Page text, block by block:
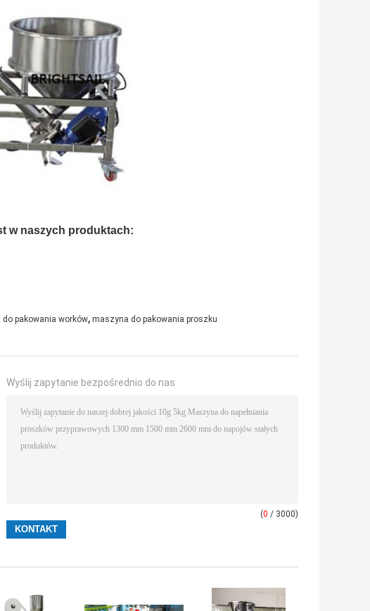
w naszych produktach:
pakowania worków, maszyna do pakowania proszku
Wyślij zapytanie bezpośrednio do nas
(0 / 3000)